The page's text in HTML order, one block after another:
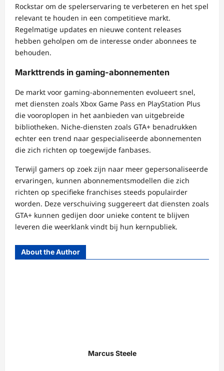
Rockstar om de spelerservaring te verbeteren en het spel
relevant te houden in een competitieve markt.
Regelmatige updates en nieuwe content releases
hebben geholpen om de interesse onder abonnees te
behouden.
Markttrends in gaming-abonnementen
De markt voor gaming-abonnementen evolueert snel,
met diensten zoals Xbox Game Pass en PlayStation Plus
die vooroplopen in het aanbieden van uitgebreide
bibliotheken. Niche-diensten zoals GTA+ benadrukken
echter een trend naar gespecialiseerde abonnementen
die zich richten op toegewijde fanbases.
Terwijl gamers op zoek zijn naar meer gepersonaliseerde
ervaringen, kunnen abonnementsmodellen die zich
richten op specifieke franchises steeds populairder
worden. Deze verschuiving suggereert dat diensten zoals
GTA+ kunnen gedijen door unieke content te blijven
leveren die weerklank vindt bij hun kernpubliek.
About the Author
Marcus Steele